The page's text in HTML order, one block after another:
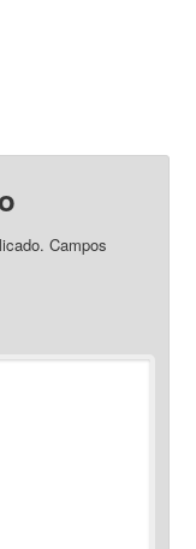
Campos